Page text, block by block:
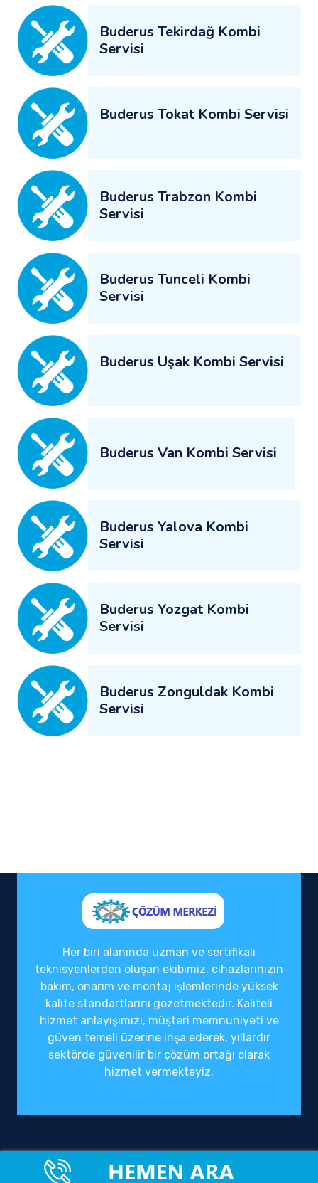
Buderus Tekirdağ Kombi
Servisi
Buderus Tokat Kombi Servisi
Buderus Trabzon Kombi
Servisi
Buderus Tunceli Kombi
Servisi
Buderus Uşak Kombi Servisi
Buderus Van Kombi Servisi
Buderus Yalova Kombi
Servisi
Buderus Yozgat Kombi
Servisi
Buderus Zonguldak Kombi
Servisi
Her biri alanında uzman ve sertifikalı
teknisyenlerden oluşan ekibimiz, cihazlarınızın
bakım, onarım ve montaj işlemlerinde yüksek
kalite standartlarını gözetmektedir. Kaliteli
hizmet anlayışımızı, müşteri memnuniyeti ve
güven temeli üzerine inşa ederek, yıllardır
sektörde güvenilir bir çözüm ortağı olarak
hizmet vermekteyiz.
Ofisimiz